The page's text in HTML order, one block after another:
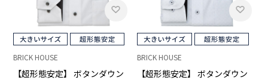
BRICK HOUSE
【超形態安定】 ボタンダウン
BRICK HOUSE
【超形態安定】 ボタンダウン